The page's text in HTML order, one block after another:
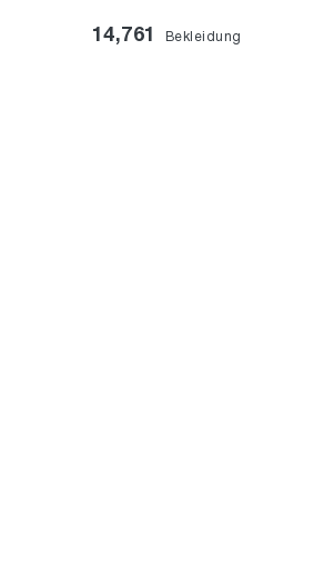
14,761 Bekleidung